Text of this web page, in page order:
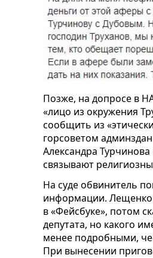
Позже, на допросе в
«лицо из окружения
сообщить из
горсоветом
Александра
связывают
На суде обвинитель
информации. Лещенко
в «Фейсбуке», потом
депутата, но какого
менее подробными,
При вынесении